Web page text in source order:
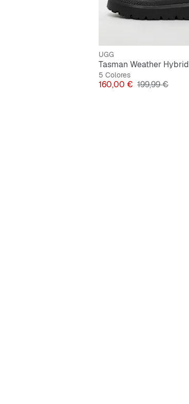
UGG
Tasman Weather Hybrid
5 Colores
Precio
160,00 € Precio original
199,99 €